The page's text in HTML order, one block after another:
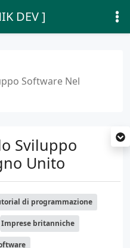
DEV ]
Software Nel
Sviluppo
Unito
di programmazione
Imprese britanniche